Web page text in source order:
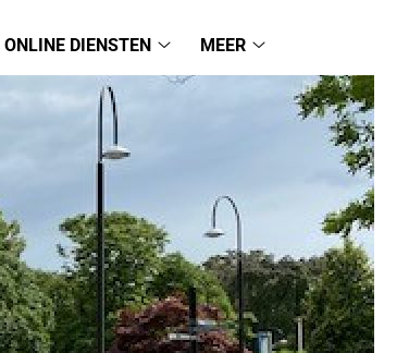
ONLINE DIENSTEN
diensten
MEER
submenu